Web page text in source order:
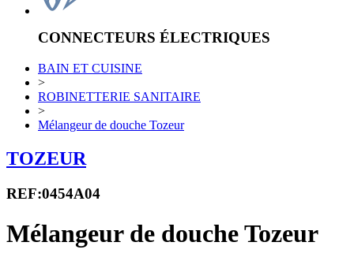
CONNECTEURS ÉLECTRIQUES
BAIN ET CUISINE
>
ROBINETTERIE SANITAIRE
>
Mélangeur de douche Tozeur
TOZEUR
REF:0454A04
Mélangeur de douche Tozeur